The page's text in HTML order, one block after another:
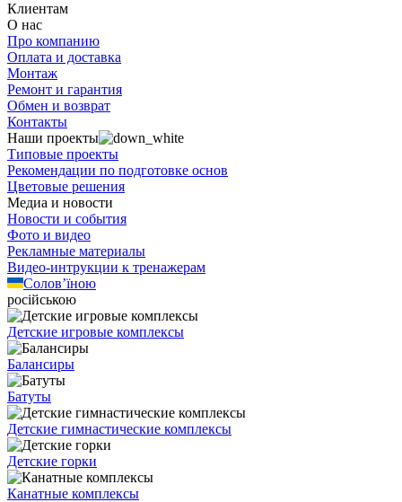
Клиентам
О нас
Про компанию
Оплата и доставка
Монтаж
Ремонт и гарантия
Обмен и возврат
Контакты
Наши проекты
Типовые проекты
Рекомендации по подготовке основ
Цветовые решения
Медиа и новости
Новости и события
Фото и видео
Рекламные материалы
Видео-интрукции к тренажерам
Солов’їною
російською
Детские игровые комплексы
Балансиры
Батуты
Детские гимнастические комплексы
Детские горки
Канатные комплексы